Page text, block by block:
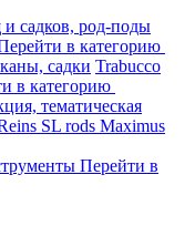
садков, род-поды
в категорию
садки Trabucco
в категорию
тематическая
SL rods Maximus
Перейти в